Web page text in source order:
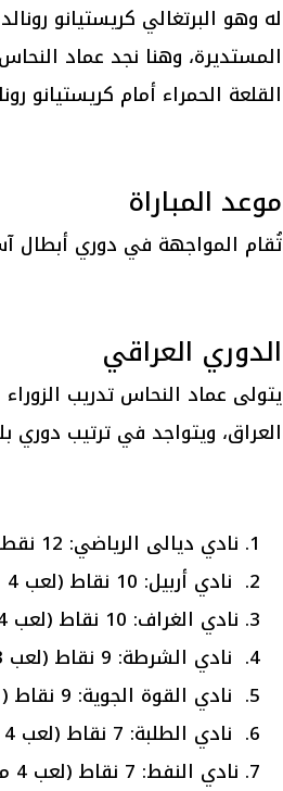
له وهو البرتغالي كريستيانو
المستديرة، وهنا نجد عماد
القلعة الحمراء أمام كريستيانو
موعد المباراة
تُقام المواجهة في دوري أبطال آسيا يوم 25 ديسمبر القادم
الدوري العراقي
يتولى عماد النحاس تدريب
العراق، ويتواجد في ترتيب دوري
نادي ديالى الرياضي: 12 نقطة (لعب 4 مباريات)
نادي أربيل: 10 نقاط (لعب 4 مباريات)
نادي الغراف: 10 نقاط (لعب 4 مباريات)
نادي الشرطة: 9 نقاط (لعب 3 مباريات)
نادي القوة الجوية: 9 نقاط (لعب 4 مباريات)
نادي الطلبة: 7 نقاط (لعب 4 مباريات)
نادي النفط: 7 نقاط (لعب 4 مباريات)